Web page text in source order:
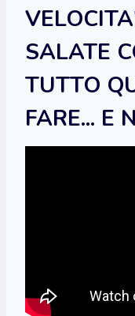
SALATE
TUTTO
FARE... E